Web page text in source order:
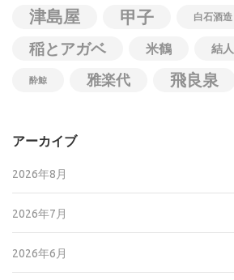
津島屋 甲子 白石酒造
稲とアガベ 米鶴 結人
酔鯨 雅楽代 飛良泉
アーカイブ
2026年8月
2026年7月
2026年6月